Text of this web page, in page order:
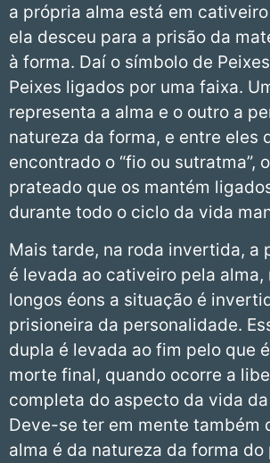
a própria alma está em
ela desceu para a prisão da
à forma. Daí o símbolo de
Peixes ligados por uma faixa.
representa a alma e o outro a
natureza da forma, e entre eles
encontrado o “fio ou sutratma”,
prateado que os mantém
durante todo o ciclo da vida
Mais tarde, na roda invertida, a
é levada ao cativeiro pela alma,
longos éons a situação é
prisioneira da personalidade.
dupla é levada ao fim pelo que
morte final, quando ocorre a
completa do aspecto da vida
Deve-se ter em mente também
alma é da natureza da forma